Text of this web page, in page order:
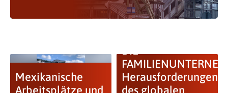
Mexikanische
Arbeitsplätze und
Herausforderungen
des globalen